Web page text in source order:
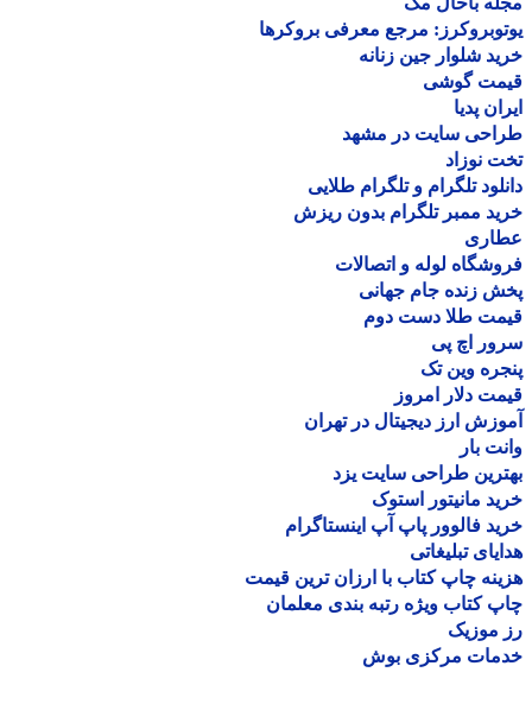
مرجع معرفی بروکرها
شلوار جین زنانه
گوشی
پدیا
سایت در مشهد
نوزاد
تلگرام و تلگرام طلایی
ممبر تلگرام بدون ریزش
لوله و اتصالات
زنده جام جهانی
طلا دست دوم
اچ پی
وین تک
دلار امروز
ارز دیجیتال در تهران
بار
طراحی سایت یزد
مانیتور استوک
فالوور پاپ آپ اینستاگرام
تبلیغاتی
چاپ کتاب با ارزان ترین قیمت
کتاب ویژه رتبه بندی معلمان
موزیک
مرکزی بوش